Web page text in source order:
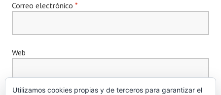
Correo electrónico *
Web
Utilizamos cookies propias y de terceros para garantizar el